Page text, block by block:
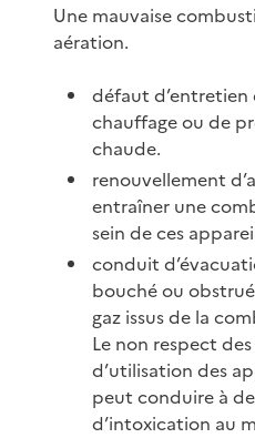
Une mauvaise
aération.
défaut d’entretien
chauffage ou de
chaude.
renouvellement
entraîner une
sein de ces
conduit
bouché ou
gaz issus de la
Le non respect
d’utilisation des
peut conduire à
d’intoxication au